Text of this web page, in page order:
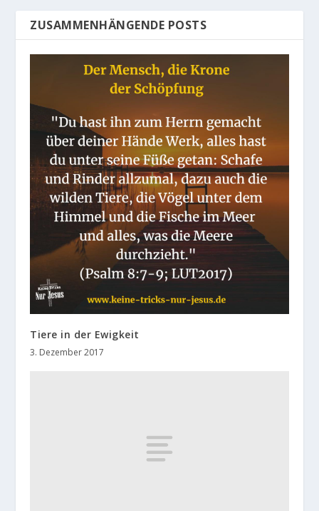
ZUSAMMENHÄNGENDE POSTS
Tiere in der Ewigkeit
3. Dezember 2017